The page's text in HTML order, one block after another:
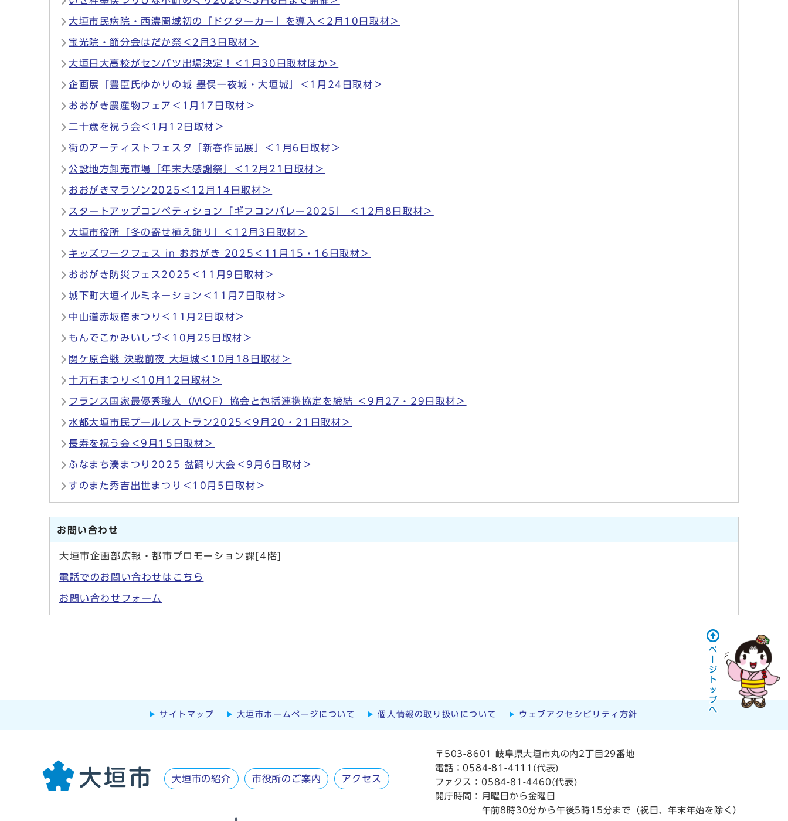
大垣市民病院・西濃圏域初の「ドクターカー」を導入＜2月10日取材＞
宝光院・節分会はだか祭＜2月3日取材＞
大垣日大高校がセンバツ出場決定！＜1月30日取材ほか＞
企画展「豊臣氏ゆかりの城 墨俣一夜城・大垣城」＜1月24日取材＞
おおがき農産物フェア＜1月17日取材＞
二十歳を祝う会＜1月12日取材＞
街のアーティストフェスタ「新春作品展」＜1月6日取材＞
公設地方卸売市場「年末大感謝祭」＜12月21日取材＞
おおがきマラソン2025＜12月14日取材＞
スタートアップコンペティション「ギフコンバレー2025」 ＜12月8日取材＞
大垣市役所「冬の寄せ植え飾り」＜12月3日取材＞
キッズワークフェス in おおがき 2025＜11月15・16日取材＞
おおがき防災フェス2025＜11月9日取材＞
城下町大垣イルミネーション＜11月7日取材＞
中山道赤坂宿まつり＜11月2日取材＞
もんでこかみいしづ＜10月25日取材＞
関ケ原合戦 決戦前夜 大垣城＜10月18日取材＞
十万石まつり＜10月12日取材＞
フランス国家最優秀職人（MOF）協会と包括連携協定を締結 ＜9月27・29日取材＞
水都大垣市民プールレストラン2025＜9月20・21日取材＞
長寿を祝う会＜9月15日取材＞
ふなまち湊まつり2025 盆踊り大会＜9月6日取材＞
すのまた秀吉出世まつり＜10月5日取材＞
お問い合わせ
大垣市企画部広報・都市プロモーション課[4階]
電話でのお問い合わせはこちら
お問い合わせフォーム
サイトマップ 大垣市ホームページについて 個人情報の取り扱いについて ウェブアクセシビリティ方針
大垣市の紹介 市役所のご案内 アクセス
〒503-8601 岐阜県大垣市丸の内2丁目29番地
電話：0584-81-4111 (代表)
ファクス：0584-81-4460(代表)
開庁時間： 月曜日から金曜日
午前8時30分から午後5時15分まで（祝日、年末年始を除く）